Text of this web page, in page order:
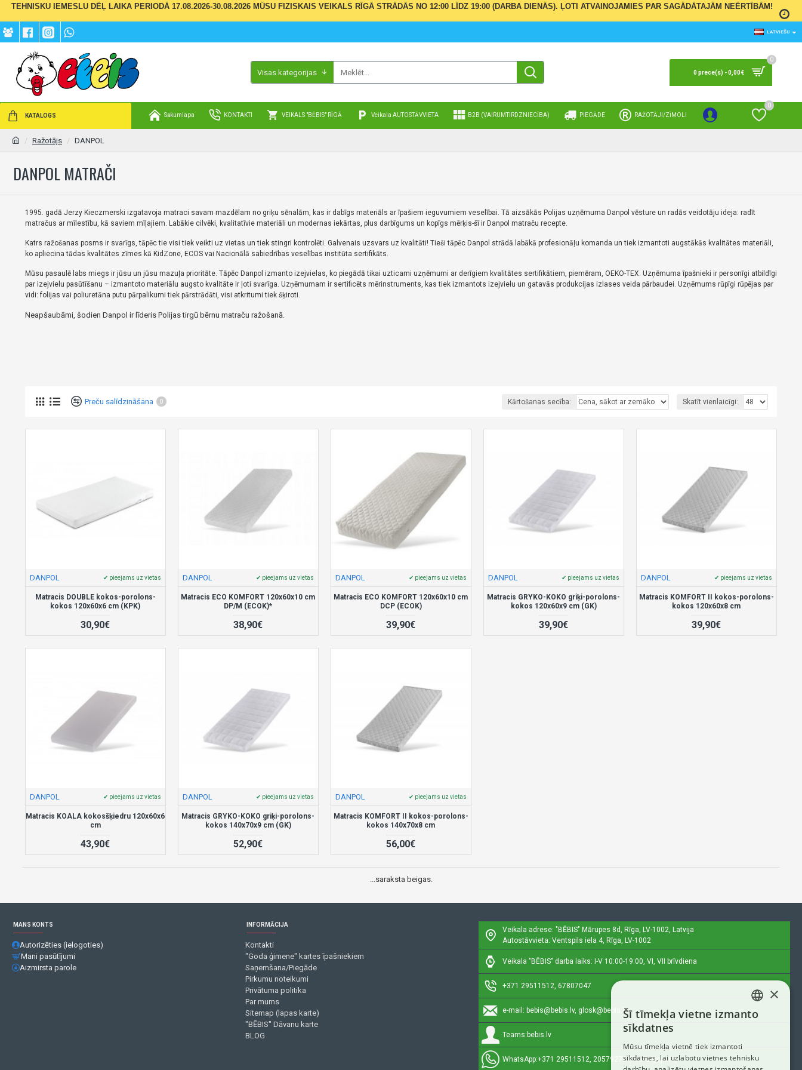
TEHNISKU IEMESLU DĒĻ LAIKA PERIODĀ 17.08.2026-30.08.2026 MŪSU FIZISKAIS VEIKALS RĪGĀ STRĀDĀS NO 12:00 LĪDZ 19:00 (DARBA DIENĀS). ĻOTI ATVAINOJAMIES PAR SAGĀDĀTAJĀM NEĒRTĪBĀM!
LATVIEŠU
Visas kategorijas 0 prece(s) - 0,00€
0
KATALOGS Sākumlapa KONTAKTI VEIKALS "BĒBIS" RĪGĀ Veikala AUTOSTĀVVIETA B2B (VAIRUMTIRDZNIECĪBA) PIEGĀDE RAŽOTĀJI/ZĪMOLI
Ienākt Vēlmju saraksts
0
Ražotājs DANPOL
DANPOL MATRAČI
1995. gadā Jerzy Kieczmerski izgatavoja matraci savam mazdēlam no griķu sēnalām, kas ir dabīgs materiāls ar īpašiem ieguvumiem veselībai. Tā aizsākās Polijas uzņēmuma Danpol vēsture un radās veidotāju ideja: radīt
matračus ar mīlestību, kā saviem mīļajiem. Labākie cilvēki, kvalitatīvie materiāli un modernas iekārtas, plus darbīgums un kopīgs mērķis-šī ir Danpol matraču recepte.
Katrs ražošanas posms ir svarīgs, tāpēc tie visi tiek veikti uz vietas un tiek stingri kontrolēti. Galvenais uzsvars uz kvalitāti! Tieši tāpēc Danpol strādā labākā profesionāļu komanda un tiek izmantoti augstākās kvalitātes materiāli,
ko apliecina tādas kvalitātes zīmes kā KidZone, ECOS vai Nacionālā sabiedrības veselības institūta sertifikāts.
Mūsu pasaulē labs miegs ir jūsu un jūsu mazuļa prioritāte. Tāpēc Danpol izmanto izejvielas, ko piegādā tikai uzticami uzņēmumi ar derīgiem kvalitātes sertifikātiem, piemēram, OEKO-TEX. Uzņēmuma īpašnieki ir personīgi atbildīgi
par izejvielu pasūtīšanu – izmantoto materiālu augsto kvalitāte ir ļoti svarīga. Uzņēmumam ir sertificēts mērinstruments, kas tiek izmantots izejvielu un gatavās produkcijas izlases veida pārbaudei. Uzņēmums rūpīgi rūpējas par
vidi: folijas vai poliuretāna putu pārpalikumi tiek pārstrādāti, visi atkritumi tiek šķiroti.
Neapšaubāmi, šodien Danpol ir līderis Polijas tirgū bērnu matraču ražošanā.
Preču salīdzināšana 0 Kārtošanas secība: Skatīt vienlaicīgi:
DANPOL ✔ pieejams uz vietas
Matracis DOUBLE kokos-porolons-
kokos 120x60x6 cm (KPK)
30,90€
DANPOL ✔ pieejams uz vietas
Matracis ECO KOMFORT 120x60x10 cm
DP/M (ECOK)*
38,90€
DANPOL ✔ pieejams uz vietas
Matracis ECO KOMFORT 120x60x10 cm
DCP (ECOK)
39,90€
DANPOL ✔ pieejams uz vietas
Matracis GRYKO-KOKO griķi-porolons-
kokos 120x60x9 cm (GK)
39,90€
DANPOL ✔ pieejams uz vietas
Matracis KOMFORT II kokos-porolons-
kokos 120x60x8 cm
39,90€
DANPOL ✔ pieejams uz vietas
Matracis KOALA kokosšķiedru 120x60x6
cm
43,90€
DANPOL ✔ pieejams uz vietas
Matracis GRYKO-KOKO griķi-porolons-
kokos 140x70x9 cm (GK)
52,90€
DANPOL ✔ pieejams uz vietas
Matracis KOMFORT II kokos-porolons-
kokos 140x70x8 cm
56,00€
...saraksta beigas.
MANS KONTS
Autorizēties (ielogoties)
Mani pasūtījumi
Aizmirsta parole
INFORMĀCIJA
Kontakti
"Goda ģimene" kartes īpašniekiem
Saņemšana/Piegāde
Pirkumu noteikumi
Privātuma politika
Par mums
Sitemap (lapas karte)
"BĒBIS" Dāvanu karte
BLOG
Veikala adrese: "BĒBIS" Mārupes 8d, Rīga, LV-1002, Latvija
Autostāvvieta: Ventspils iela 4, Rīga, LV-1002
Veikala "BĒBIS" darba laiks: I-V 10:00-19:00, VI, VII brīvdiena
+371 29511512, 67807047
e-mail: bebis@bebis.lv, glosk@bebis.lv
Teams: bebis.lv
WhatsApp:+371 29511512, 20579272 (tikai ziņojumi)
LATVIAN
ENGLISH
×
Šī tīmekļa vietne izmanto
sīkdatnes
Mūsu tīmekļa vietnē tiek izmantoti
sīkdatnes, lai uzlabotu vietnes tehnisku